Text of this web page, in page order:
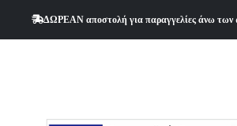
ΔΩΡΕΑΝ αποστολή για παραγγελίες άνω των